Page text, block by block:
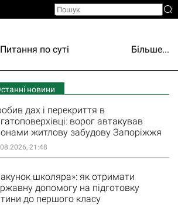
Питання по суті Більше...
новини
дах і перекриття в
ворог автакував
житлову забудову Запоріжжя
21:48
школяра»: як отримати
допомогу на підготовку
до першого класу